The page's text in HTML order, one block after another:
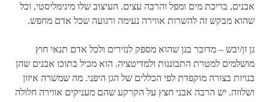
אבנים, בריכת מים ומפל והרבה עצים. העיצוב שלו מינימליסטי, וכל
שהוא מבקש זה להשרות אווירה נעימה ורגועה שכל אדם מחפש.
גן זן/יבש – מדובר בגן שהוא מספק לנזירים ולכל אדם תנאי חוץ
מושלמים למטרת התבוננות ולמדיטציה. הוא מכיל בתוכו אבנים שהן
בנויות בצורה מוקפדת לפי הכללים של הגן היפני. מה שמשרה איזון
ושלווה. יש הרבה אבני חצץ על הקרקע שהם מעניקים אווירה חלולה